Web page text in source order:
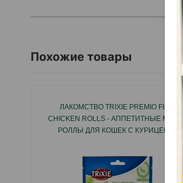
Похожие товары
ЛАКОМСТВО TRIXIE PREMIO FISH
CHICKEN ROLLS - АППЕТИТНЫЕ МИНИ-
РОЛЛЫ ДЛЯ КОШЕК С КУРИЦЕЙ И